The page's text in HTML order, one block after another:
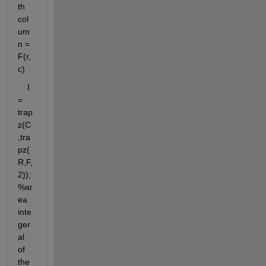
th
col
um
n =
F(r,
c)
    I
=
trap
z(C
,tra
pz(
R,F,
2));
%ar
ea
inte
ger
al
of
the